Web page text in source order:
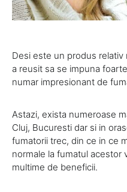
Desi este un produs relativ
a reusit sa se impuna
numar impresionant de
Astazi, exista numeroase
Cluj, Bucuresti dar si in
fumatorii trec, din ce in ce
normale la fumatul acestor
multime de beneficii.